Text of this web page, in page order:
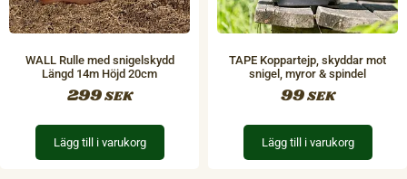
WALL Rulle med snigelskydd
Längd 14m Höjd 20cm
299SEK
Lägg till i varukorg
TAPE Koppartejp, skyddar mot
snigel, myror & spindel
99SEK
Lägg till i varukorg